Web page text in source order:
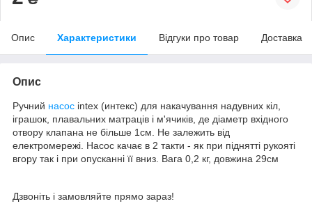
Опис Характеристики Відгуки про товар Доставка
Опис
Ручний насос intex (интекс) для накачування надувних кіл,
іграшок, плавальних матраців і м'ячиків, де діаметр вхідного
отвору клапана не більше 1см. Не залежить від
електромережі. Насос качає в 2 такти - як при піднятті рукояті
вгору так і при опусканні її вниз. Вага 0,2 кг, довжина 29см
Дзвоніть і замовляйте прямо зараз!